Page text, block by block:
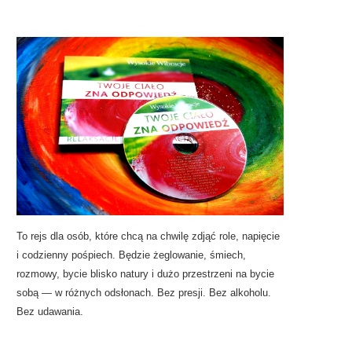
To rejs dla osób, które chcą na chwilę zdjąć role, napięcie
i codzienny pośpiech. Będzie żeglowanie, śmiech,
rozmowy, bycie blisko natury i dużo przestrzeni na bycie
sobą — w różnych odsłonach. Bez presji. Bez alkoholu.
Bez udawania.